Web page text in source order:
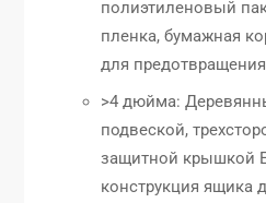
полиэтиленовый
пленка, бумажная
для
>4 дюйма:
подвеской,
защитной крышкой
конструкция ящика